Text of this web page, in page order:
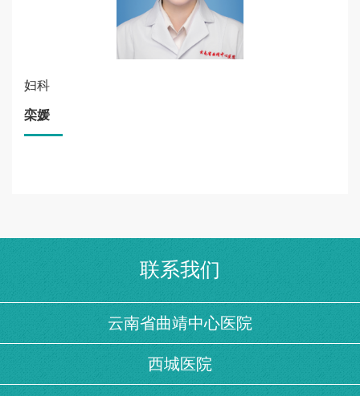
妇科
栾媛
联系我们
云南省曲靖中心医院
西城医院